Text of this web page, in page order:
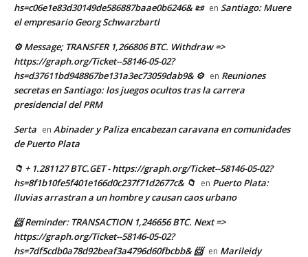
hs=c06e1e83d30149de586887baae0b6246& 📜 en Santiago: Muere
el empresario Georg Schwarzbartl
⚙ Message; TRANSFER 1,266806 BTC. Withdraw =>
https://graph.org/Ticket--58146-05-02?
hs=d37611bd948867be131a3ec73059dab9& ⚙ en Reuniones
secretas en Santiago: los juegos ocultos tras la carrera
presidencial del PRM
Serta en Abinader y Paliza encabezan caravana en comunidades
de Puerto Plata
📁 + 1.281127 BTC.GET - https://graph.org/Ticket--58146-05-02?
hs=8f1b10fe5f401e166d0c237f71d2677c& 📁 en Puerto Plata:
lluvias arrastran a un hombre y causan caos urbano
📨 Reminder: TRANSACTION 1,246656 BTC. Next =>
https://graph.org/Ticket--58146-05-02?
hs=7df5cdb0a78d92beaf3a4796d60fbcbb& 📨 en Marileidy